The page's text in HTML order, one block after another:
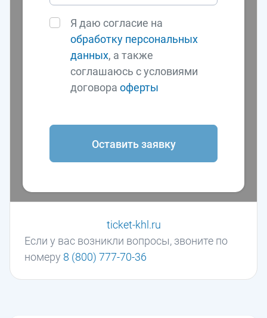
Я даю согласие на
обработку персональных
данных, а также
соглашаюсь с условиями
договораоферты
Оставить заявку
Если у вас возникли вопросы, звоните по
номеру 8 (800) 777-70-36
ticket-khl.ru